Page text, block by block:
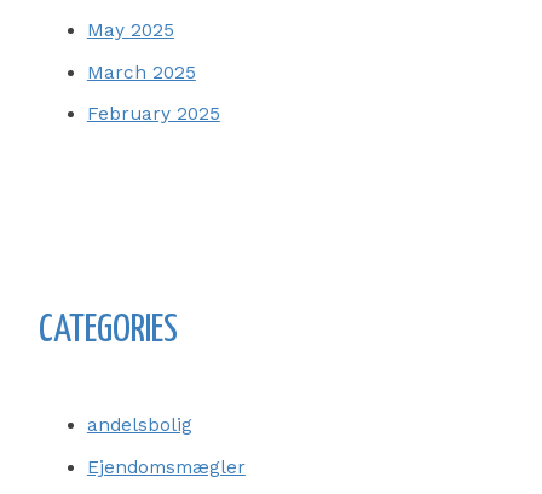
May 2025
March 2025
February 2025
CATEGORIES
andelsbolig
Ejendomsmægler